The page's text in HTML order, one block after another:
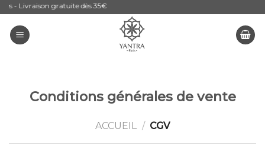
Skip
content
- Livraison gratuite dès 35€
Conditions générales de vente
ACCUEIL / CGV